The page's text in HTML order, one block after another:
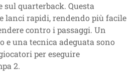
sul quarterback. Questa
lanci rapidi, rendendo più facile
contro i passaggi. Un
e una tecnica adeguata sono
per eseguire
2.